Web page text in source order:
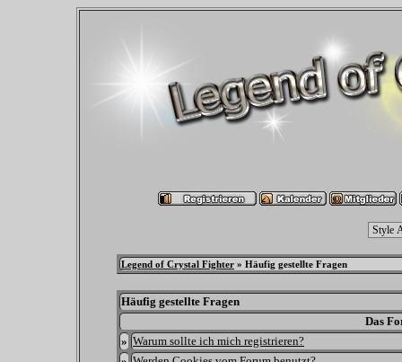
Legend of Crystal Fighter » Häufig gestellte Fragen
Häufig gestellte Fragen
Das
» Warum sollte ich mich registrieren?